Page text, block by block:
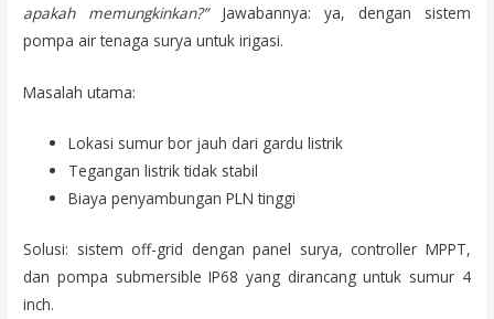
apakah memungkinkan?”Jawabannya: ya, dengan sistem
pompa air tenaga surya untuk irigasi.
Masalah utama:
Lokasi sumur bor jauh dari gardu listrik
Tegangan listrik tidak stabil
Biaya penyambungan PLN tinggi
Solusi: sistem off-grid dengan panel surya, controller MPPT,
dan pompa submersible IP68 yang dirancang untuk sumur 4
inch.